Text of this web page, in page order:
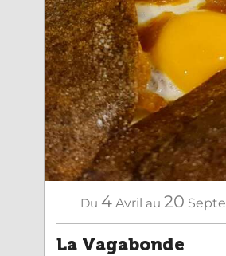
Du 4 Avril au 20
La Vagabonde